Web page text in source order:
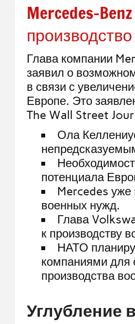
Mercedes-
Глава компании
заявил о
в связи с
Европе. Это
The Wall Street
Ола
потенциала
Mercedes уже
военных нужд.
Глава
к производству
НАТО
компаниями для
производства
Углубление